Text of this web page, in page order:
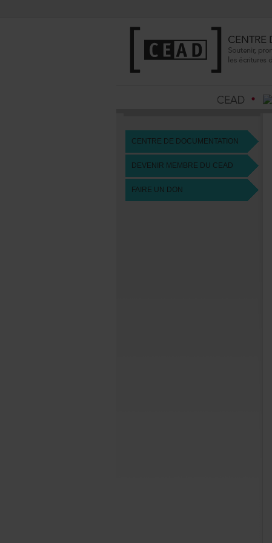
CENTREDEDOCUMENTATION
DEVENIRMEMBREDUCEAD
FAIREUNDON